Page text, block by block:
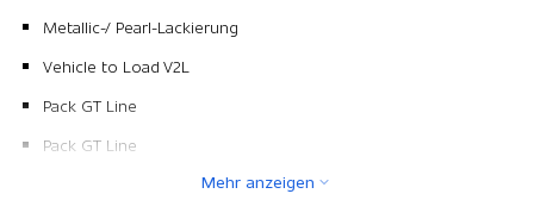
Metallic-/ Pearl-Lackierung
Vehicle to Load V2L
Pack GT Line
Pack GT Line
Mehr anzeigen